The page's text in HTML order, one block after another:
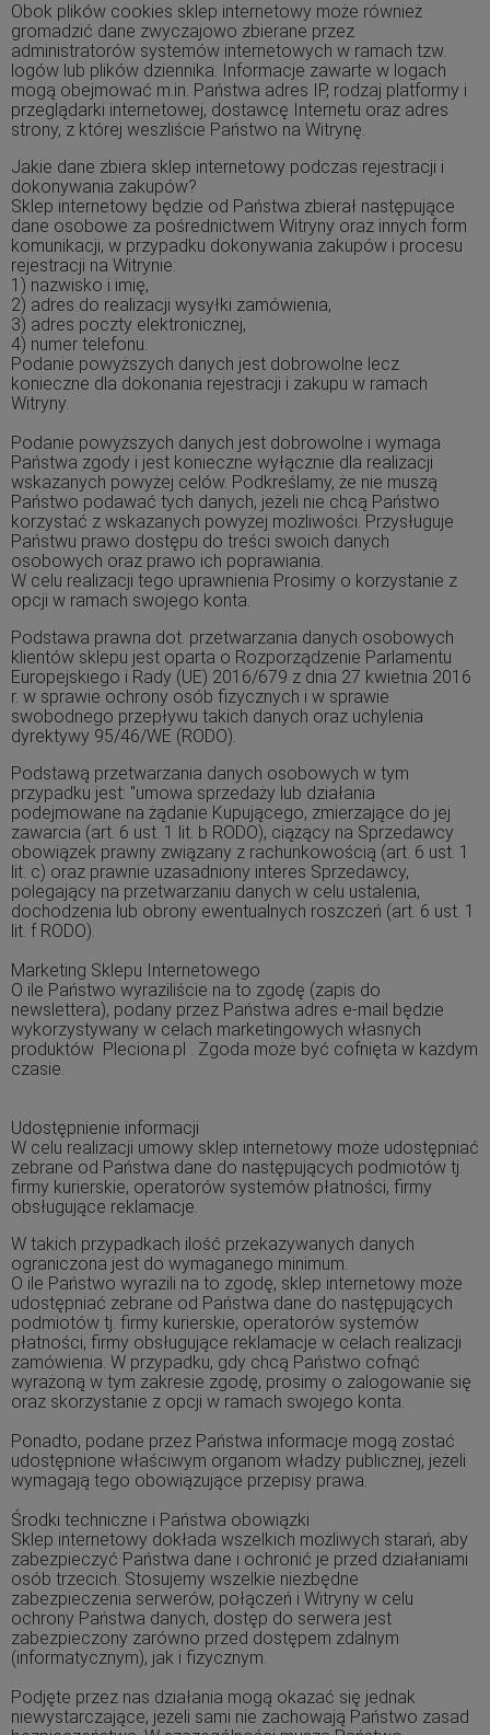
Obok plików cookies sklep internetowy może również
gromadzić dane zwyczajowo zbierane przez
administratorów systemów internetowych w ramach tzw.
logów lub plików dziennika. Informacje zawarte w logach
mogą obejmować m.in. Państwa adres IP, rodzaj platformy i
przeglądarki internetowej, dostawcę Internetu oraz adres
strony, z której weszliście Państwo na Witrynę.
Jakie dane zbiera sklep internetowy podczas rejestracji i
dokonywania zakupów?
Sklep internetowy będzie od Państwa zbierał następujące
dane osobowe za pośrednictwem Witryny oraz innych form
komunikacji, w przypadku dokonywania zakupów i procesu
rejestracji na Witrynie:
1) nazwisko i imię,
2) adres do realizacji wysyłki zamówienia,
3) adres poczty elektronicznej,
4) numer telefonu.
Podanie powyższych danych jest dobrowolne lecz
konieczne dla dokonania rejestracji i zakupu w ramach
Witryny.
Podanie powyższych danych jest dobrowolne i wymaga
Państwa zgody i jest konieczne wyłącznie dla realizacji
wskazanych powyżej celów. Podkreślamy, że nie muszą
Państwo podawać tych danych, jeżeli nie chcą Państwo
korzystać z wskazanych powyżej możliwości. Przysługuje
Państwu prawo dostępu do treści swoich danych
osobowych oraz prawo ich poprawiania.
W celu realizacji tego uprawnienia Prosimy o korzystanie z
opcji w ramach swojego konta.
Podstawa prawna dot. przetwarzania danych osobowych
klientów sklepu jest oparta o Rozporządzenie Parlamentu
Europejskiego i Rady (UE) 2016/679 z dnia 27 kwietnia 2016
r. w sprawie ochrony osób fizycznych i w sprawie
swobodnego przepływu takich danych oraz uchylenia
dyrektywy 95/46/WE (RODO).
Podstawą przetwarzania danych osobowych w tym
przypadku jest: "umowa sprzedaży lub działania
podejmowane na żądanie Kupującego, zmierzające do jej
zawarcia (art. 6 ust. 1 lit. b RODO), ciążący na Sprzedawcy
obowiązek prawny związany z rachunkowością (art. 6 ust. 1
lit. c) oraz prawnie uzasadniony interes Sprzedawcy,
polegający na przetwarzaniu danych w celu ustalenia,
dochodzenia lub obrony ewentualnych roszczeń (art. 6 ust. 1
lit. f RODO).
Marketing Sklepu Internetowego
O ile Państwo wyraziliście na to zgodę (zapis do
newslettera), podany przez Państwa adres e-mail będzie
wykorzystywany w celach marketingowych własnych
produktów Pleciona.pl . Zgoda może być cofnięta w każdym
czasie.
Udostępnienie informacji
W celu realizacji umowy sklep internetowy może udostępniać
zebrane od Państwa dane do następujących podmiotów tj.
firmy kurierskie, operatorów systemów płatności, firmy
obsługujące reklamacje.
W takich przypadkach ilość przekazywanych danych
ograniczona jest do wymaganego minimum.
O ile Państwo wyrazili na to zgodę, sklep internetowy może
udostępniać zebrane od Państwa dane do następujących
podmiotów tj. firmy kurierskie, operatorów systemów
płatności, firmy obsługujące reklamacje w celach realizacji
zamówienia. W przypadku, gdy chcą Państwo cofnąć
wyrażoną w tym zakresie zgodę, prosimy o zalogowanie się
oraz skorzystanie z opcji w ramach swojego konta.
Ponadto, podane przez Państwa informacje mogą zostać
udostępnione właściwym organom władzy publicznej, jeżeli
wymagają tego obowiązujące przepisy prawa.
Środki techniczne i Państwa obowiązki
Sklep internetowy dokłada wszelkich możliwych starań, aby
zabezpieczyć Państwa dane i ochronić je przed działaniami
osób trzecich. Stosujemy wszelkie niezbędne
zabezpieczenia serwerów, połączeń i Witryny w celu
ochrony Państwa danych, dostęp do serwera jest
zabezpieczony zarówno przed dostępem zdalnym
(informatycznym), jak i fizycznym.
Podjęte przez nas działania mogą okazać się jednak
niewystarczające, jeżeli sami nie zachowają Państwo zasad